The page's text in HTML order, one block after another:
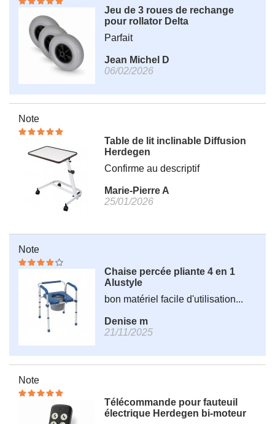
Jeu de 3 roues de rechange
pour rollator Delta
Parfait
Jean Michel D
06/02/2026
Note
Table de lit inclinable Diffusion
Herdegen
Confirme au descriptif
Marie-Pierre A
25/01/2026
Note
Chaise percée pliante 4 en 1
Alustyle
bon matériel facile d'utilisation...
Denise m
21/11/2025
Note
Télécommande pour fauteuil
électrique Herdegen bi-moteur